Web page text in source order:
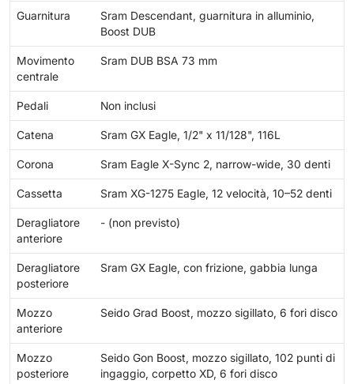
Guarnitura
Sram Descendant, guarnitura in alluminio,
Boost DUB
Movimento
centrale
Sram DUB BSA 73 mm
Pedali Non inclusi
Catena Sram GX Eagle, 1/2" x 11/128", 116L
Corona Sram Eagle X-Sync 2, narrow-wide, 30 denti
Cassetta Sram XG-1275 Eagle, 12 velocità, 10–52 denti
Deragliatore
anteriore
- (non previsto)
Deragliatore
posteriore
Sram GX Eagle, con frizione, gabbia lunga
Mozzo
anteriore
Seido Grad Boost, mozzo sigillato, 6 fori disco
Mozzo
posteriore
Seido Gon Boost, mozzo sigillato, 102 punti di
ingaggio, corpetto XD, 6 fori disco